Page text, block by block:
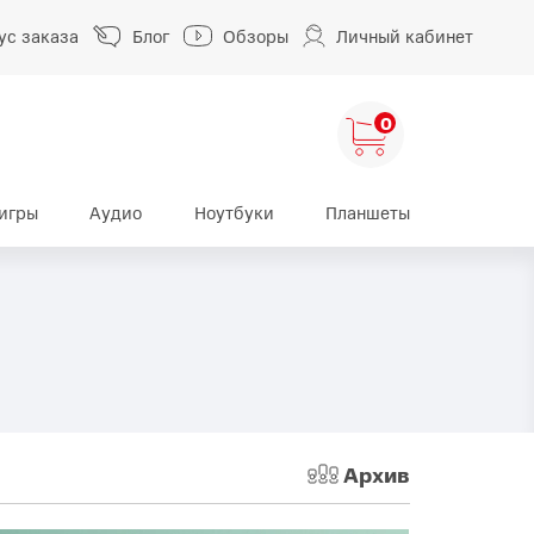
заказа Блог Обзоры Личный кабинет
0
Аудио Ноутбуки Планшеты
Архив